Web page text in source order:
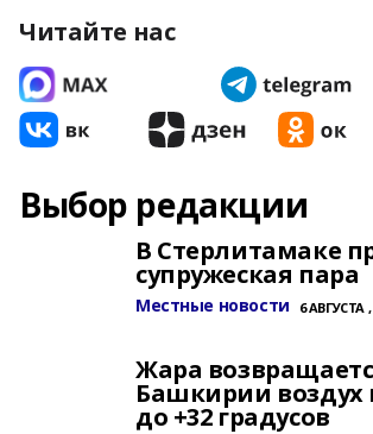
Читайте нас
Выбор редакции
В Стерлитамаке
супружеская пара
Местные новости 6 АВГУСТА ,
Жара
Башкирии воздух
до +32 градусов